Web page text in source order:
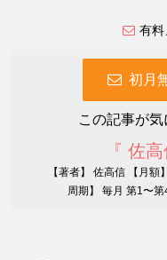
有料
初月
この記事が
『 佐
【著者】 佐高信 【月
周期】 毎月 第1〜